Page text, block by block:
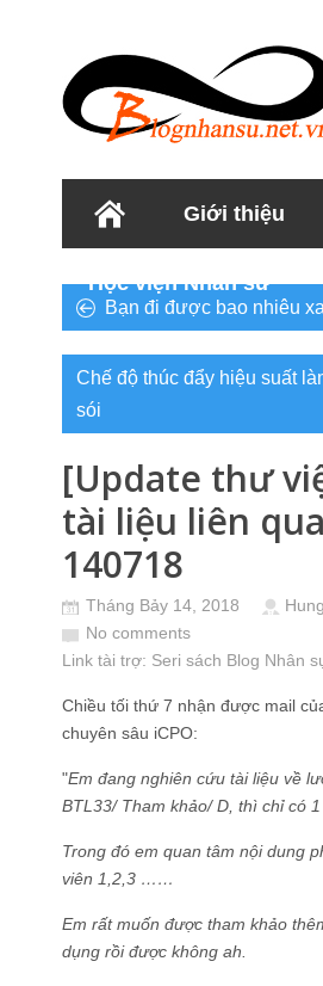
Giới thiệu
Học viện Nhân sư
Bạn đi được bao nhiêu
Chế độ thúc đẩy hiệu suất
sói
[Update thư
tài liệu liên
140718
Tháng Bảy 14, 2018
No comments
Link tài trợ: Seri sách Blog Nhân
Chiều tối thứ 7 nhận được mail
chuyên sâu iCPO:
"Em đang nghiên cứu tài liệu về
BTL33/ Tham khảo/ D, thì chỉ có
Trong đó em quan tâm nội dung
viên 1,2,3 ……
Em rất muốn được tham khảo
dụng rồi được không ah.